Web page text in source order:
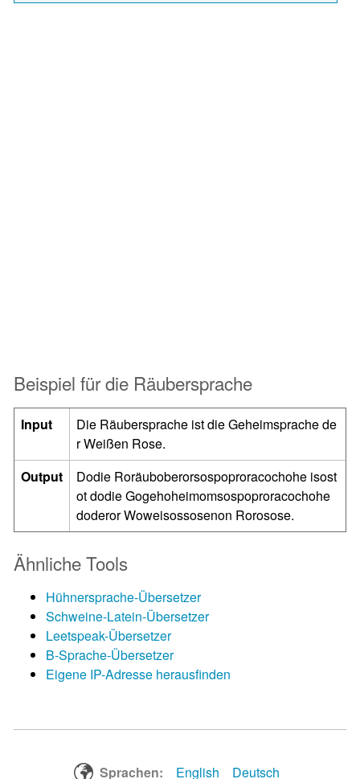
Beispiel für die Räubersprache
Input
Die Räubersprache ist die Geheimsprache de
r Weißen Rose.
Output
Dodie Roräuboberorsospoproracochohe isost
ot dodie Gogehoheimomsospoproracochohe
doderor Woweisossosenon Rorosose.
Ähnliche Tools
Hühnersprache-Übersetzer
Schweine-Latein-Übersetzer
Leetspeak-Übersetzer
B-Sprache-Übersetzer
Eigene IP-Adresse herausfinden
Sprachen: English Deutsch